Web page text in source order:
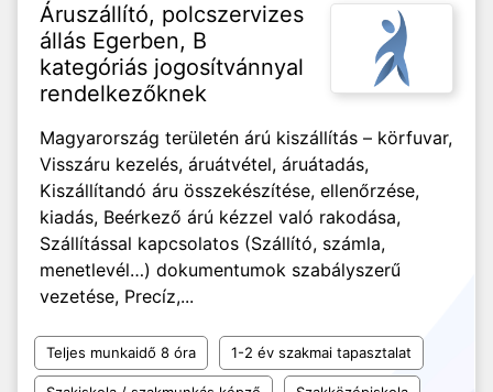
Áruszállító, polcszervizes
állás Egerben, B
kategóriás jogosítvánnyal
rendelkezőknek
Magyarország területén árú kiszállítás – körfuvar,
Visszáru kezelés, áruátvétel, áruátadás,
Kiszállítandó áru összekészítése, ellenőrzése,
kiadás, Beérkező árú kézzel való rakodása,
Szállítással kapcsolatos (Szállító, számla,
menetlevél…) dokumentumok szabályszerű
vezetése, Precíz,...
Teljes munkaidő 8 óra 1-2 év szakmai tapasztalat